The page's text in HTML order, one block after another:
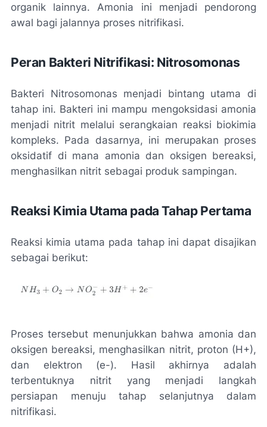
organik lainnya. Amonia ini menjadi pendorong
awal bagi jalannya proses nitrifikasi.
Peran Bakteri Nitrifikasi: Nitrosomonas
Bakteri Nitrosomonas menjadi bintang utama di
tahap ini. Bakteri ini mampu mengoksidasi amonia
menjadi nitrit melalui serangkaian reaksi biokimia
kompleks. Pada dasarnya, ini merupakan proses
oksidatif di mana amonia dan oksigen bereaksi,
menghasilkan nitrit sebagai produk sampingan.
Reaksi Kimia Utama pada Tahap Pertama
Reaksi kimia utama pada tahap ini dapat disajikan
sebagai berikut:
Proses tersebut menunjukkan bahwa amonia dan
oksigen bereaksi, menghasilkan nitrit, proton (H+),
dan elektron (e-). Hasil akhirnya adalah
terbentuknya nitrit yang menjadi langkah
persiapan menuju tahap selanjutnya dalam
nitrifikasi.